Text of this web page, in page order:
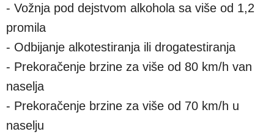
- Vožnja pod dejstvom alkohola sa više od 1,2
promila
- Odbijanje alkotestiranja ili drogatestiranja
- Prekoračenje brzine za više od 80 km/h van
naselja
- Prekoračenje brzine za više od 70 km/h u
naselju